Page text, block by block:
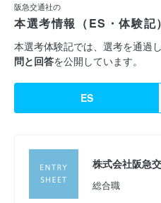
阪急交通社の
本選考情報（ES・体験記）
本選考体験記では、選考を通過
問と回答を公開しています。
ES
株式会社阪急
総合職